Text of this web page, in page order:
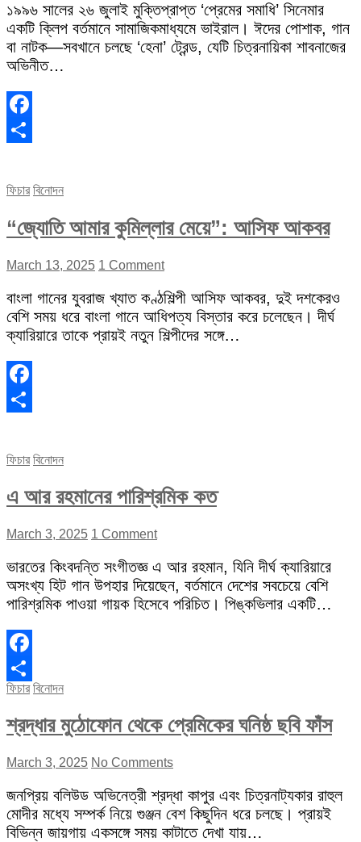
১৯৯৬ সালের ২৬ জুলাই মুক্তিপ্রাপ্ত ‘প্রেমের সমাধি’ সিনেমার
একটি ক্লিপ বর্তমানে সামাজিকমাধ্যমে ভাইরাল। ঈদের পোশাক, গান
বা নাটক—সবখানে চলছে ‘হেনা’ ট্রেন্ড, যেটি চিত্রনায়িকা শাবনাজের
অভিনীত…
Facebook
ফিচার বিনোদন
“জ্যোতি আমার কুমিল্লার মেয়ে”: আসিফ আকবর
March 13, 2025 1 Comment
বাংলা গানের যুবরাজ খ্যাত কণ্ঠশিল্পী আসিফ আকবর, দুই দশকেরও
বেশি সময় ধরে বাংলা গানে আধিপত্য বিস্তার করে চলেছেন। দীর্ঘ
ক্যারিয়ারে তাকে প্রায়ই নতুন শিল্পীদের সঙ্গে…
Facebook
ফিচার বিনোদন
এ আর রহমানের পারিশ্রমিক কত
March 3, 2025 1 Comment
ভারতের কিংবদন্তি সংগীতজ্ঞ এ আর রহমান, যিনি দীর্ঘ ক্যারিয়ারে
অসংখ্য হিট গান উপহার দিয়েছেন, বর্তমানে দেশের সবচেয়ে বেশি
পারিশ্রমিক পাওয়া গায়ক হিসেবে পরিচিত। পিঙ্কভিলার একটি…
Facebook
Share
ফিচার বিনোদন
শ্রদ্ধার মুঠোফোন থেকে প্রেমিকের ঘনিষ্ঠ ছবি ফাঁস
March 3, 2025 No Comments
জনপ্রিয় বলিউড অভিনেত্রী শ্রদ্ধা কাপুর এবং চিত্রনাট্যকার রাহুল
মোদীর মধ্যে সম্পর্ক নিয়ে গুঞ্জন বেশ কিছুদিন ধরে চলছে। প্রায়ই
বিভিন্ন জায়গায় একসঙ্গে সময় কাটাতে দেখা যায়…